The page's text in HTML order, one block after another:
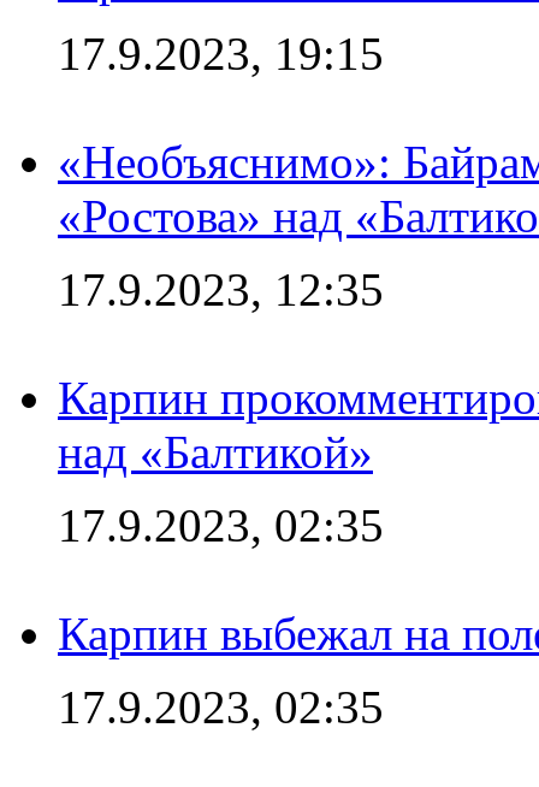
17.9.2023, 19:15
«Необъяснимо»:
«Ростова» над
17.9.2023, 12:35
Карпин
над «Балтикой»
17.9.2023, 02:35
Карпин выбежал на
17.9.2023, 02:35